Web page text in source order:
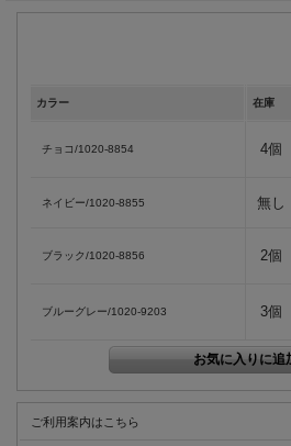
カラー 在庫
チョコ/1020-8854 4個
ネイビー/1020-8855 無し
ブラック/1020-8856 2個
ブルーグレー/1020-9203 3個
ご利用案内はこちら